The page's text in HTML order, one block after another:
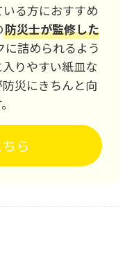
る方におすすめ
防災士が監修した
詰められるよう
りやすい紙皿な
災にきちんと向
ら